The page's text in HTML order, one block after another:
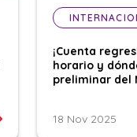
¡Cuenta
horario y
preliminar del
18 Nov 2025